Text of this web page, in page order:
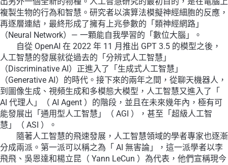
複製生物的行為和智慧。研究者以演算法模擬神經細胞的反應，
再逐層連結，最終形成了擁有上兆參數的「類神經網路」
（Neural Network）— 一顆能自我學習的「數位大腦」。
自從 OpenAI 在 2022 年 11 月推出 GPT 3.5 的模型之後，
人工智慧的發展就從過去的「分辨式人工智慧」
（Discriminative AI）正進入了「生成式人工智慧」
（Generative AI）的時代。接下來的兩年之間，從聊天機器人，
到圖像生成、視頻生成和多模態大模型，人工智慧又進入了「
AI 代理人」（ AI Agent ）的階段，並且在未來幾年內，極有可
能發展出「通用型人工智慧」（ AGI ），甚至「超級人工智
慧」（ ASI ）。
隨著人工智慧的飛速發展，人工智慧領域的學者專家也逐漸
分成兩派。第一派可以稱之為「 AI 無害論」，這一派學者以李
飛飛、吳恩達和楊立昆（ Yann LeCun ）為代表，他們宣稱現今